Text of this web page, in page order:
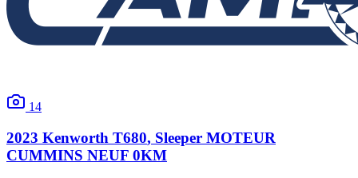
14
2023 Kenworth T680, Sleeper MOTEUR
CUMMINS NEUF 0KM